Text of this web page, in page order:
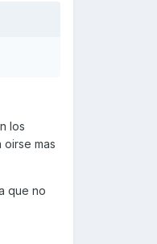
los
mas
que no